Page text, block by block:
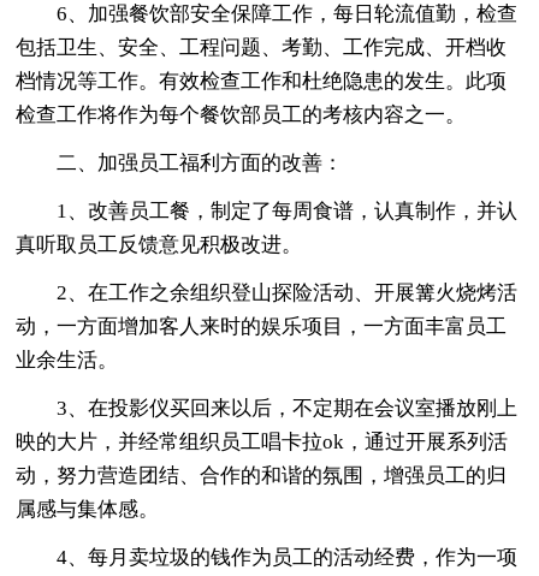
6、加强餐饮部安全保障工作，每日轮流值勤，检查
包括卫生、安全、工程问题、考勤、工作完成、开档收
档情况等工作。有效检查工作和杜绝隐患的发生。此项
检查工作将作为每个餐饮部员工的考核内容之一。
二、加强员工福利方面的改善：
1、改善员工餐，制定了每周食谱，认真制作，并认
真听取员工反馈意见积极改进。
2、在工作之余组织登山探险活动、开展篝火烧烤活
动，一方面增加客人来时的娱乐项目，一方面丰富员工
业余生活。
3、在投影仪买回来以后，不定期在会议室播放刚上
映的大片，并经常组织员工唱卡拉ok，通过开展系列活
动，努力营造团结、合作的和谐的氛围，增强员工的归
属感与集体感。
4、每月卖垃圾的钱作为员工的活动经费，作为一项